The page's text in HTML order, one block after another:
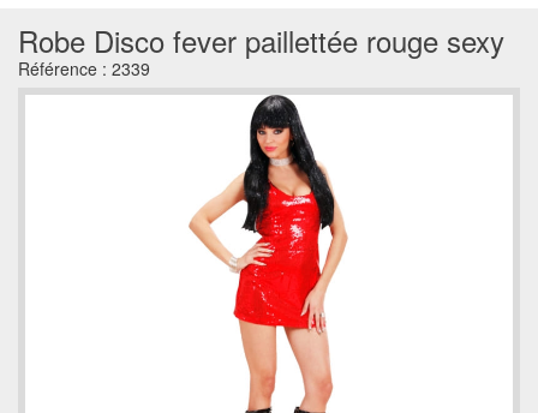
Robe Disco fever paillettée rouge sexy
Référence : 2339